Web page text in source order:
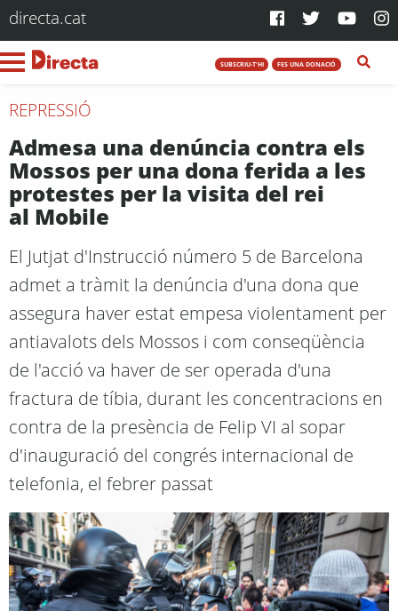
directa.cat
SUBSCRIU-T'HI FES UNA DONACIÓ
REPRESSIÓ
Admesa una denúncia contra els
Mossos per una dona ferida a les
protestes per la visita del rei
al Mobile
El Jutjat d'Instrucció número 5 de Barcelona
admet a tràmit la denúncia d'una dona que
assegura haver estat empesa violentament per
antiavalots dels Mossos i com conseqüència
de l'acció va haver de ser operada d'una
fractura de tíbia, durant les concentracions en
contra de la presència de Felip VI al sopar
d'inauguració del congrés internacional de
telefonia, el febrer passat